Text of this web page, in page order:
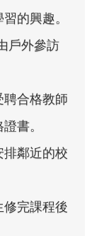
的興趣。
戶外參訪
聘合格教師
書。
排鄰近的校
修完課程後